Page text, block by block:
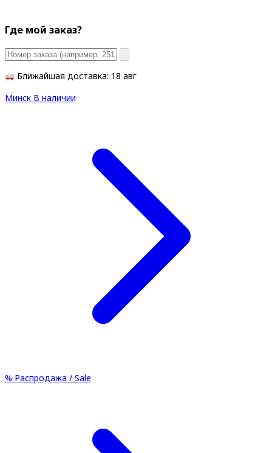
Где мой заказ?
Ближайшая доставка: 18 авг
Минск В наличии
% Распродажа / Sale